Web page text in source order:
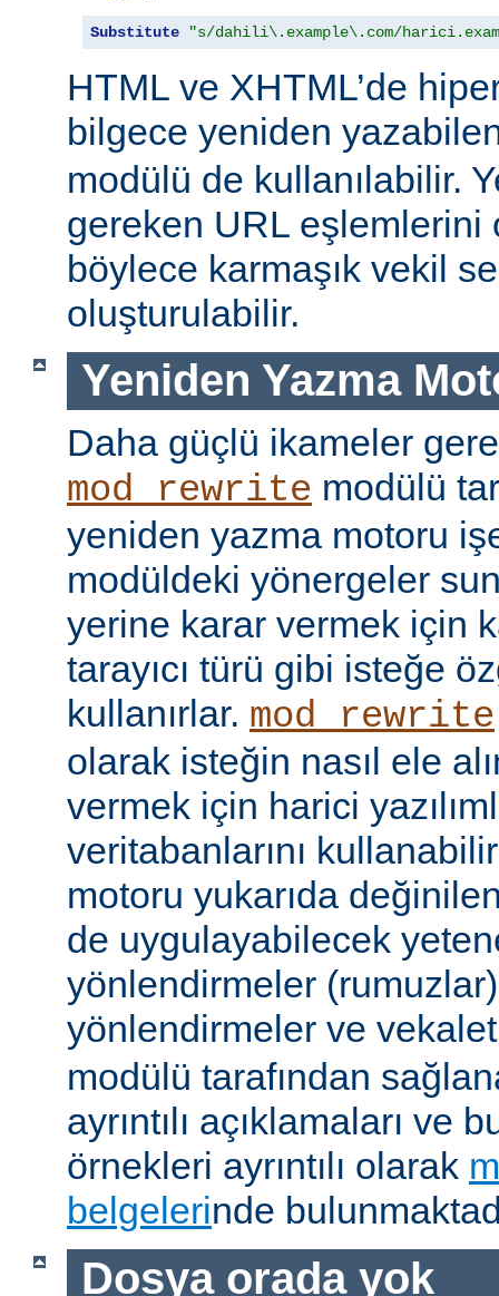
Substitute "s/dahili\.example\.com/
HTML ve XHTML’de
bilgece yeniden
modülü de kullanılabilir.
gereken URL eşlemlerini
böylece karmaşık vekil
oluşturulabilir.
Yeniden Yazma
Daha güçlü ikameler
mod_rewrite modülü
yeniden yazma motoru
modüldeki yönergeler
yerine karar vermek için
tarayıcı türü gibi isteğe
kullanırlar. mod_rewrite
olarak isteğin nasıl ele
vermek için harici
veritabanlarını
motoru yukarıda
de uygulayabilecek
yönlendirmeler
yönlendirmeler ve
modülü tarafından
ayrıntılı açıklamaları ve
örnekleri ayrıntılı olarak
belgelerinde
Dosya orada yok